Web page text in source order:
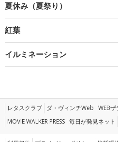
夏休み（夏祭り）
紅葉
イルミネーション
レタスクラブ ダ・ヴィンチWeb WEB
MOVIE WALKER PRESS 毎日が発見ネット